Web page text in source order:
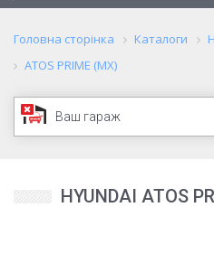
Головна сторінка Каталоги
ATOS PRIME (MX)
Ваш гараж
HYUNDAI ATOS